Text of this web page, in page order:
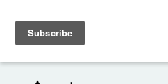
À PROPOS DE NOUS